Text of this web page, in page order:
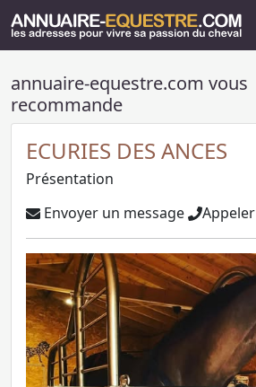
annuaire-equestre.com vous
recommande
ECURIES DES ANCES
Présentation
Envoyer un message
Appeler